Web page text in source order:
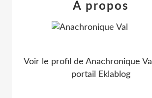
À propos
Voir le profil de Anachronique Val
portail Eklablog